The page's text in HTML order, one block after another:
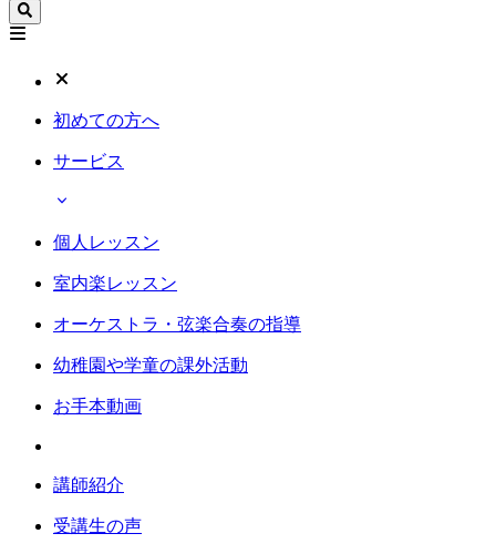
初めての方へ
サービス
個人レッスン
室内楽レッスン
オーケストラ・弦楽合奏の指導
幼稚園や学童の課外活動
お手本動画
講師紹介
受講生の声